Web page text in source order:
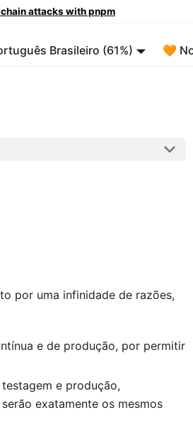
attacks with pnpm
Brasileiro (61%) 🧡
por uma infinidade de razões,
e de produção, por permitir
e produção,
exatamente os mesmos